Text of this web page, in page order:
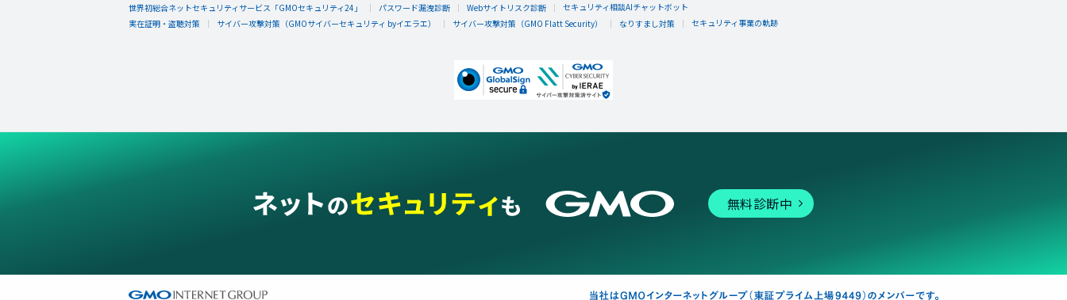
大島 徹
隠しバッジ！獲得条件はヒミツ。
世界初総合ネットセキュリティサービス「GMOセキュリティ24」 パスワード漏洩診断 Webサイトリスク診断
セキュリティ相談AIチャットボット
実在証明・盗聴対策
サイバー攻撃対策（GMOサイバーセキュリティ byイエラエ） サイバー攻撃対策（GMO Flatt Security） なりすまし対策 セキュリティ事業の軌跡
無料診断中